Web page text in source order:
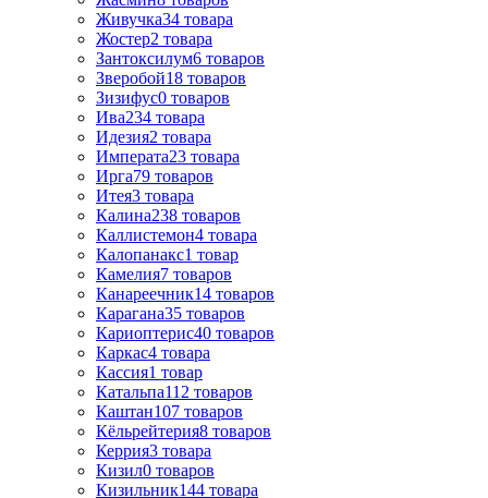
Живучка34 товара
Жостер2 товара
Зантоксилум6 товаров
Зверобой18 товаров
Зизифус0 товаров
Ива234 товара
Идезия2 товара
Императа23 товара
Ирга79 товаров
Итея3 товара
Калина238 товаров
Каллистемон4 товара
Калопанакс1 товар
Камелия7 товаров
Канареечник14 товаров
Карагана35 товаров
Кариоптерис40 товаров
Каркас4 товара
Кассия1 товар
Катальпа112 товаров
Каштан107 товаров
Кёльрейтерия8 товаров
Керрия3 товара
Кизил0 товаров
Кизильник144 товара